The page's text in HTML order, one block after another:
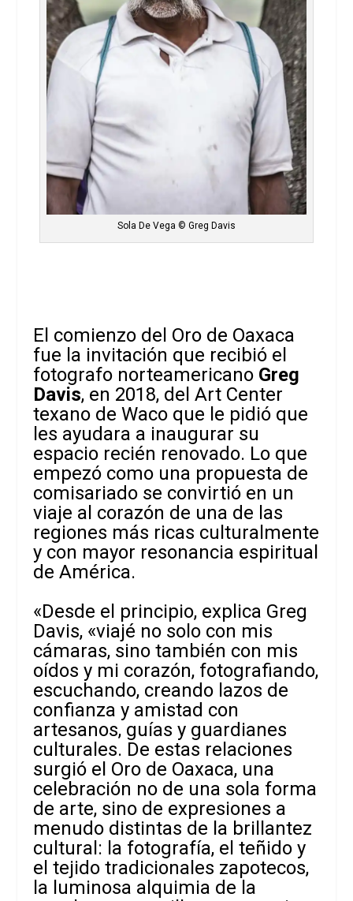
Sola De Vega © Greg Davis
El comienzo del Oro de Oaxaca
fue la invitación que recibió el
fotografo norteamericano Greg
Davis, en 2018, del Art Center
texano de Waco que le pidió que
les ayudara a inaugurar su
espacio recién renovado. Lo que
empezó como una propuesta de
comisariado se convirtió en un
viaje al corazón de una de las
regiones más ricas culturalmente
y con mayor resonancia espiritual
de América.
«Desde el principio, explica Greg
Davis, «viajé no solo con mis
cámaras, sino también con mis
oídos y mi corazón, fotografiando,
escuchando, creando lazos de
confianza y amistad con
artesanos, guías y guardianes
culturales. De estas relaciones
surgió el Oro de Oaxaca, una
celebración no de una sola forma
de arte, sino de expresiones a
menudo distintas de la brillantez
cultural: la fotografía, el teñido y
el tejido tradicionales zapotecos,
la luminosa alquimia de la